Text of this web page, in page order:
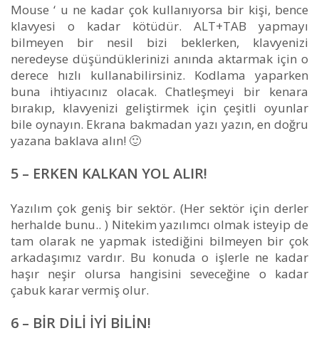
Mouse ‘ u ne kadar çok kullanıyorsa bir kişi, bence
klavyesi o kadar kötüdür. ALT+TAB yapmayı
bilmeyen bir nesil bizi beklerken, klavyenizi
neredeyse düşündüklerinizi anında aktarmak için o
derece hızlı kullanabilirsiniz. Kodlama yaparken
buna ihtiyacınız olacak. Chatleşmeyi bir kenara
bırakıp, klavyenizi geliştirmek için çeşitli oyunlar
bile oynayın. Ekrana bakmadan yazı yazın, en doğru
yazana baklava alın! 🙂
5 – ERKEN KALKAN YOL ALIR!
Yazılım çok geniş bir sektör. (Her sektör için derler
herhalde bunu.. ) Nitekim yazılımcı olmak isteyip de
tam olarak ne yapmak istediğini bilmeyen bir çok
arkadaşımız vardır. Bu konuda o işlerle ne kadar
haşır neşir olursa hangisini seveceğine o kadar
çabuk karar vermiş olur.
6 – BIR DILI IYI BILIN!